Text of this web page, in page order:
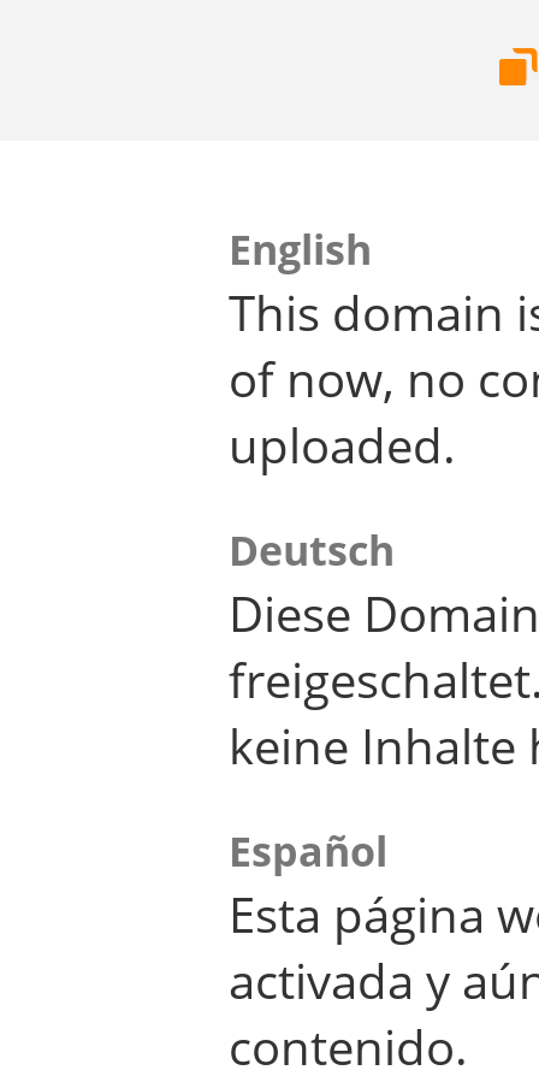
English
This domain
of now, no
uploaded.
Deutsch
Diese
keine Inhalte
Español
Esta página
activada y
contenido.